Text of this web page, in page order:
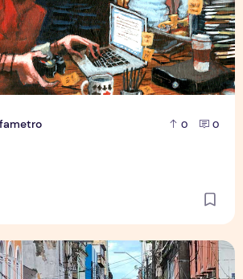
0 0
em setores específicos, mas não